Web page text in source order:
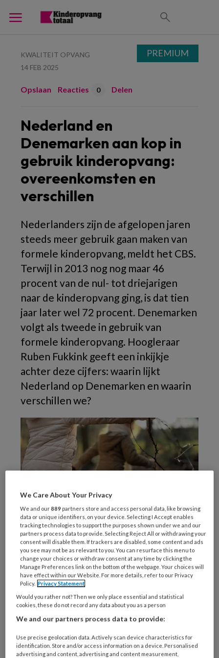
KWALITEIT OPVANG
14 FEB 2025
Opslaan Reacties 0 Delen
Nederland en
Denemarken aan kop in
gebruik kinderopvang:
overeenkomsten en
verschillen
Nederlanders zijn de afgelopen jaren
steeds meer gebruik gaan maken van
formele kinderopvang, meldt het CBS.
Terwijl in 2013 nog nog maar 46
procent van de nul- tot driejarigen
naar de kinderopvang ging, is dat tien
jaar later wel 72 procent. Denemarken
volgt als tweede in gebruik van
formele kinderopvang. Hoogleraar
Ruben Fukkink geeft een inkijkje
achter deze cijfers: waarin lijkt
Nederland op Denemarken en waarin
verschillen we?
Foto: ©SvA
Wat
REGISTREREN
Wil je dit artikel lezen?
Maak gratis een account aan en lees 2
PREMIUM
We Care About Your Privacy
We and our889 partners store and access personal data, like browsing
data or unique identifiers, on your device. Selecting I Accept enables
tracking technologies to support the purposes shown under we and our
partners process data to provide. Selecting Reject All or withdrawing your
consent will disable them. If trackers are disabled, some content and ads
you see may not be as relevant to you. You can resurface this menu to
change your choices or withdraw consent at any time by clicking the
Manage Preferences link on the bottom of the webpage. Your choices will
have effect within our Website. For more details, refer to our Privacy
Policy. Privacy Statement
Would you rather not? Then we only place essential and statistical
cookies, these do not record any data about you as a person
We and our partners process data to provide:
Use precise geolocation data. Actively scan device characteristics for
identification. Store and/or access information on a device. Personalised
advertising and content, advertising and content measurement,